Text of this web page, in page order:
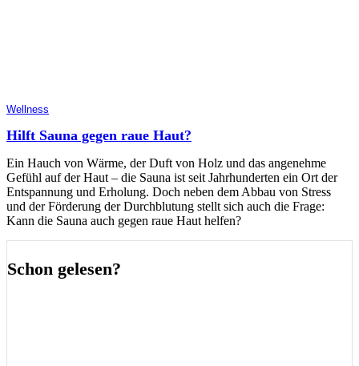
Wellness
Hilft Sauna gegen raue Haut?
Ein Hauch von Wärme, der Duft von Holz und das angenehme
Gefühl auf der Haut – die Sauna ist seit Jahrhunderten ein Ort der
Entspannung und Erholung. Doch neben dem Abbau von Stress
und der Förderung der Durchblutung stellt sich auch die Frage:
Kann die Sauna auch gegen raue Haut helfen?
Schon gelesen?